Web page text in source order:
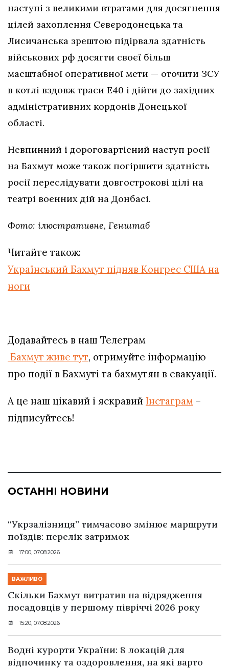
наступі з великими втратами для досягнення
цілей захоплення Сєвєродонецька та
Лисичанська зрештою підірвала здатність
військових рф досягти своєї більш
масштабної оперативної мети — оточити ЗСУ
в котлі вздовж траси Е40 і дійти до західних
адміністративних кордонів Донецької
області.
Невпинний і дороговартісний наступ росії
на Бахмут може також погіршити здатність
росії переслідувати довгострокові цілі на
театрі воєнних дій на Донбасі.
Фото: ілюстративне, Генштаб
Читайте також:
Український Бахмут підняв Конгрес США на
ноги
Додавайтесь в наш Телеграм
Бахмут живе тут, отримуйте інформацію
про події в Бахмуті та бахмутян в евакуації.
А це наш цікавий і яскравий Інстаграм –
підписуйтесь!
ОСТАННІ НОВИНИ
“Укрзалізниця” тимчасово змінює маршрути
поїздів: перелік затримок
17:00, 07.08.2026
ВАЖЛИВО
Скільки Бахмут витратив на відрядження
посадовців у першому півріччі 2026 року
15:20, 07.08.2026
Водні курорти України: 8 локацій для
відпочинку та оздоровлення, на які варто